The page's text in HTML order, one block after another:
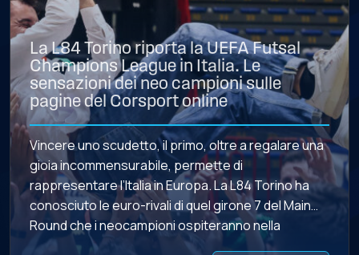
La L84 Torino riporta la UEFA Futsal
Champions League in Italia. Le
sensazioni dei neo campioni sulle
pagine del Corsport online
Vincere uno scudetto, il primo, oltre a regalare una
gioia incommensurabile, permette di
rappresentare l’Italia in Europa. La L84 Torino ha
conosciuto le euro-rivali di quel girone 7 del Main
Round che i neocampioni ospiteranno nella
finestra UEFA dal 27 ottobre al 1° novembre: i